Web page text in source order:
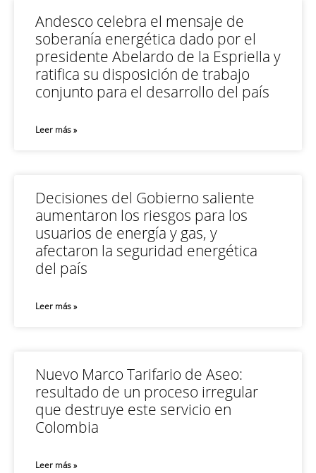
Andesco celebra el mensaje de
soberanía energética dado por el
presidente Abelardo de la Espriella y
ratifica su disposición de trabajo
conjunto para el desarrollo del país
Leer más »
Decisiones del Gobierno saliente
aumentaron los riesgos para los
usuarios de energía y gas, y
afectaron la seguridad energética
del país
Leer más »
Nuevo Marco Tarifario de Aseo:
resultado de un proceso irregular
que destruye este servicio en
Colombia
Leer más »